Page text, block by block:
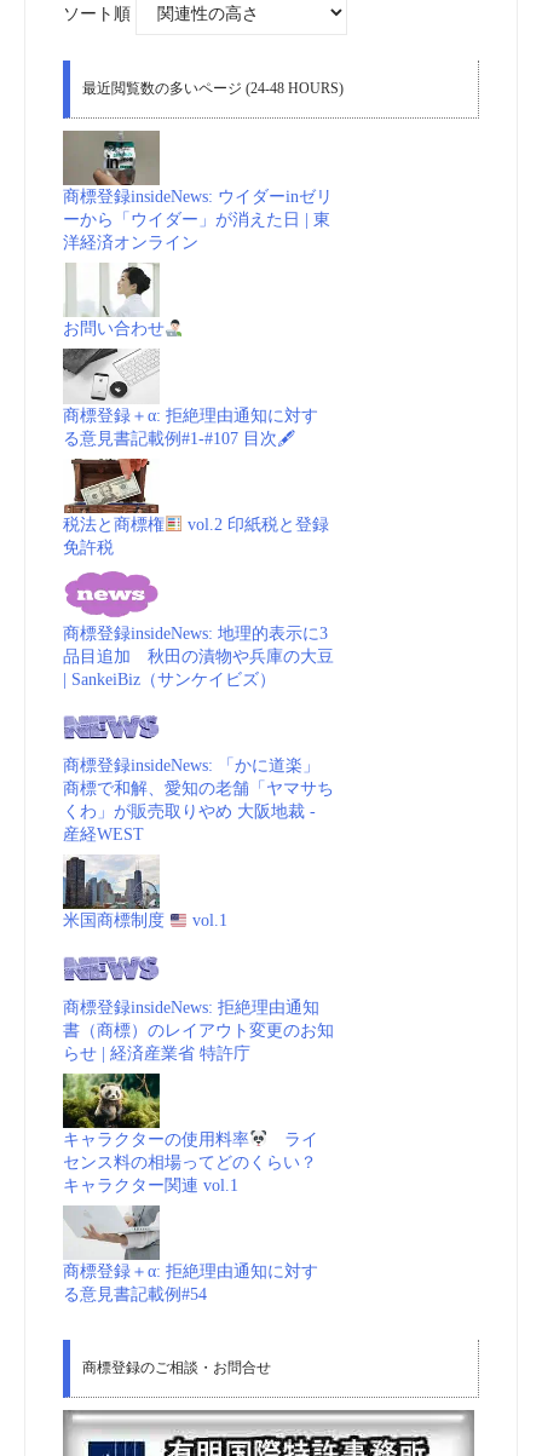
ソート順
最近閲覧数の多いページ (24-48 HOURS)
商標登録insideNews: ウイダーinゼリ
ーから「ウイダー」が消えた日 | 東
洋経済オンライン
お問い合わせ
商標登録＋α: 拒絶理由通知に対す
る意見書記載例#1-#107 目次🖋
税法と商標権
vol.2 印紙税と登録
免許税
商標登録insideNews: 地理的表示に3
品目追加 秋田の漬物や兵庫の大豆
| SankeiBiz（サンケイビズ）
商標登録insideNews: 「かに道楽」
商標で和解、愛知の老舗「ヤマサち
くわ」が販売取りやめ 大阪地裁 -
産経WEST
米国商標制度 vol.1
商標登録insideNews: 拒絶理由通知
書（商標）のレイアウト変更のお知
らせ | 経済産業省 特許庁
キャラクターの使用料率
ライ
センス料の相場ってどのくらい？
キャラクター関連 vol.1
商標登録＋α: 拒絶理由通知に対す
る意見書記載例#54
商標登録のご相談・お問合せ